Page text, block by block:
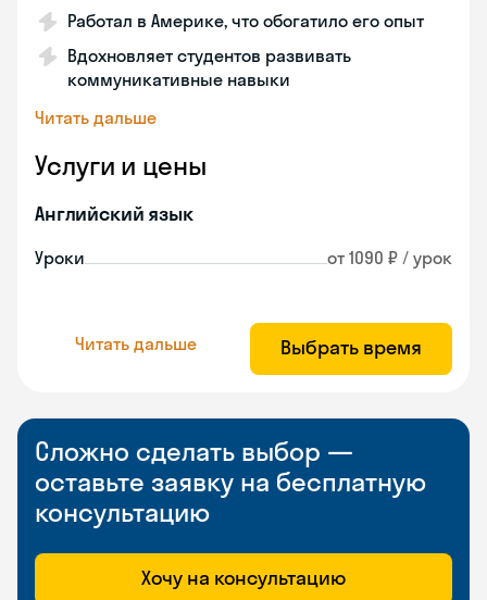
Работал в Америке, что обогатило его опыт
Вдохновляет студентов развивать
коммуникативные навыки
Читать дальше
Услуги и цены
Английский язык
Уроки от 1090 ₽ / урок
Читать дальше Выбрать время
Сложно сделать выбор —
оставьте заявку на бесплатную
консультацию
Хочу на консультацию